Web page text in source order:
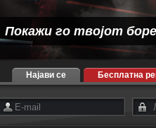
Покажи го твојот
Најави се Бесплатна